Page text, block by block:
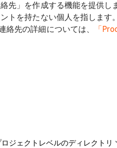
先」を作成する機能を提供し
を持たない個人を指しま
先の詳細については、
「
ジェクトレベルのディレクト